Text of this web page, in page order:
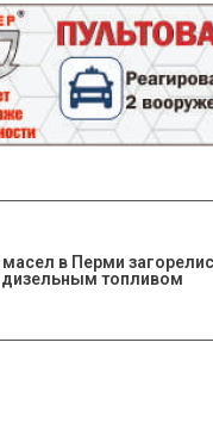
в Перми
дизельным топливом